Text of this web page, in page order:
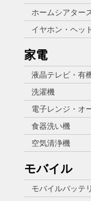
ホームシアター
イヤホン・ヘッ
家電
液晶テレビ・有
洗濯機
電子レンジ・オ
食器洗い機
空気清浄機
モバイル
モバイルバッテ